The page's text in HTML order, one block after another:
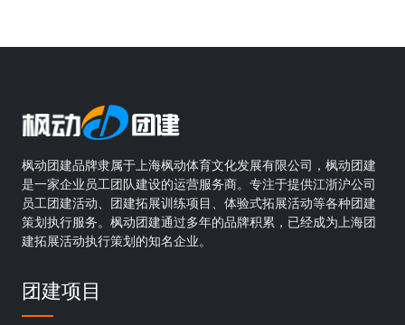
枫动团建品牌隶属于上海枫动体育文化发展有限公司，枫动团建
是一家企业员工团队建设的运营服务商。专注于提供江浙沪公司
员工团建活动、团建拓展训练项目、体验式拓展活动等各种团建
策划执行服务。枫动团建通过多年的品牌积累，已经成为上海团
建拓展活动执行策划的知名企业。
团建项目